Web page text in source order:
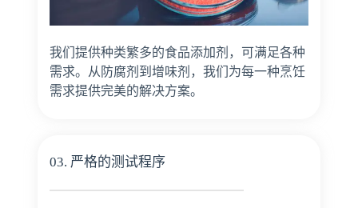
我们提供种类繁多的食品添加剂，可满足各种
需求。从防腐剂到增味剂，我们为每一种烹饪
需求提供完美的解决方案。
03. 严格的测试程序